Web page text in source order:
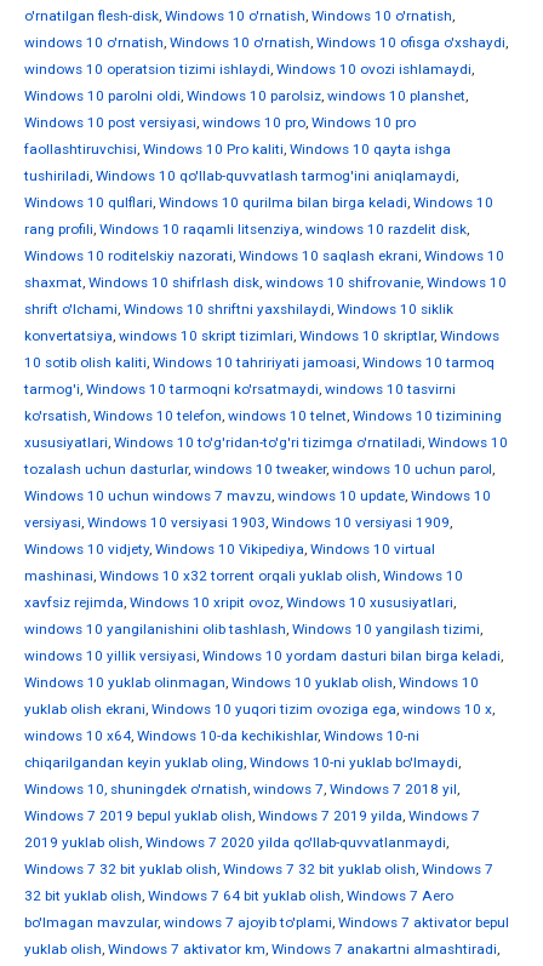
o'rnatilgan flesh-disk, Windows 10 o'rnatish, Windows 10 o'rnatish,
windows 10 o'rnatish, Windows 10 o'rnatish, Windows 10 ofisga o'xshaydi,
windows 10 operatsion tizimi ishlaydi, Windows 10 ovozi ishlamaydi,
Windows 10 parolni oldi, Windows 10 parolsiz, windows 10 planshet,
Windows 10 post versiyasi, windows 10 pro, Windows 10 pro
faollashtiruvchisi, Windows 10 Pro kaliti, Windows 10 qayta ishga
tushiriladi, Windows 10 qo'llab-quvvatlash tarmog'ini aniqlamaydi,
Windows 10 qulflari, Windows 10 qurilma bilan birga keladi, Windows 10
rang profili, Windows 10 raqamli litsenziya, windows 10 razdelit disk,
Windows 10 roditelskiy nazorati, Windows 10 saqlash ekrani, Windows 10
shaxmat, Windows 10 shifrlash disk, windows 10 shifrovanie, Windows 10
shrift o'lchami, Windows 10 shriftni yaxshilaydi, Windows 10 siklik
konvertatsiya, windows 10 skript tizimlari, Windows 10 skriptlar, Windows
10 sotib olish kaliti, Windows 10 tahririyati jamoasi, Windows 10 tarmoq
tarmog'i, Windows 10 tarmoqni ko'rsatmaydi, windows 10 tasvirni
ko'rsatish, Windows 10 telefon, windows 10 telnet, Windows 10 tizimining
xususiyatlari, Windows 10 to'g'ridan-to'g'ri tizimga o'rnatiladi, Windows 10
tozalash uchun dasturlar, windows 10 tweaker, windows 10 uchun parol,
Windows 10 uchun windows 7 mavzu, windows 10 update, Windows 10
versiyasi, Windows 10 versiyasi 1903, Windows 10 versiyasi 1909,
Windows 10 vidjety, Windows 10 Vikipediya, Windows 10 virtual
mashinasi, Windows 10 x32 torrent orqali yuklab olish, Windows 10
xavfsiz rejimda, Windows 10 xripit ovoz, Windows 10 xususiyatlari,
windows 10 yangilanishini olib tashlash, Windows 10 yangilash tizimi,
windows 10 yillik versiyasi, Windows 10 yordam dasturi bilan birga keladi,
Windows 10 yuklab olinmagan, Windows 10 yuklab olish, Windows 10
yuklab olish ekrani, Windows 10 yuqori tizim ovoziga ega, windows 10 х,
windows 10 х64, Windows 10-da kechikishlar, Windows 10-ni
chiqarilgandan keyin yuklab oling, Windows 10-ni yuklab bo'lmaydi,
Windows 10, shuningdek o'rnatish, windows 7, Windows 7 2018 yil,
Windows 7 2019 bepul yuklab olish, Windows 7 2019 yilda, Windows 7
2019 yuklab olish, Windows 7 2020 yilda qo'llab-quvvatlanmaydi,
Windows 7 32 bit yuklab olish, Windows 7 32 bit yuklab olish, Windows 7
32 bit yuklab olish, Windows 7 64 bit yuklab olish, Windows 7 Aero
bo'lmagan mavzular, windows 7 ajoyib to'plami, Windows 7 aktivator bepul
yuklab olish, Windows 7 aktivator km, Windows 7 anakartni almashtiradi,